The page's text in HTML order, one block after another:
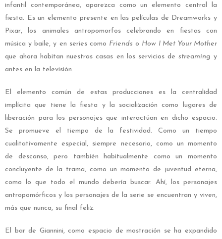
infantil contemporánea, aparezca como un elemento central la
fiesta. Es un elemento presente en las películas de Dreamworks y
Pixar, los animales antropomorfos celebrando en fiestas con
música y baile, y en series como Friends o How I Met Your Mother
que ahora habitan nuestras casas en los servicios de streaming y
antes en la televisión.
El elemento común de estas producciones es la centralidad
implícita que tiene la fiesta y la socialización como lugares de
liberación para los personajes que interactúan en dicho espacio.
Se promueve el tiempo de la festividad. Como un tiempo
cualitativamente especial, siempre necesario, como un momento
de descanso, pero también habitualmente como un momento
concluyente de la trama, como un momento de juventud eterna,
como lo que todo el mundo debería buscar. Ahí, los personajes
antropomórficos y los personajes de la serie se encuentran y viven,
más que nunca, su final feliz.
El bar de Giannini, como espacio de mostración se ha expandido